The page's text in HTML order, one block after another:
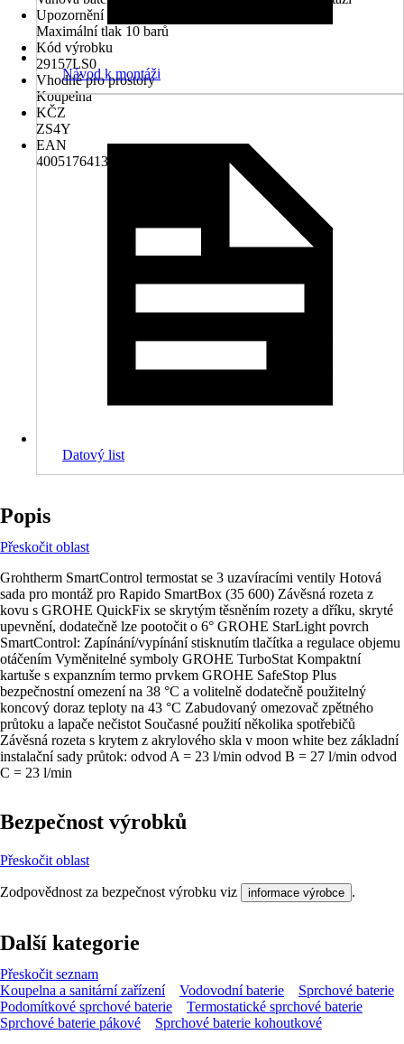
Upozornění
Maximální tlak 10 barů
Kód výrobku
29157LS0
Vhodné pro prostory
Koupelna
KČZ
ZS4Y
EAN
4005176413605
Návod k montáži
Datový list
Popis
Přeskočit oblast
Grohtherm SmartControl termostat se 3 uzavíracími ventily Hotová
sada pro montáž pro Rapido SmartBox (35 600) Závěsná rozeta z
kovu s GROHE QuickFix se skrytým těsněním rozety a dříku, skryté
upevnění, dodatečně lze pootočit o 6° GROHE StarLight povrch
SmartControl: Zapínání/vypínání stisknutím tlačítka a regulace objemu
otáčením Vyměnitelné symboly GROHE TurboStat Kompaktní
kartuše s expanzním termo prvkem GROHE SafeStop Plus
bezpečnostní omezení na 38 °C a volitelně dodatečně použitelný
koncový doraz teploty na 43 °C Zabudovaný omezovač zpětného
průtoku a lapače nečistot Současné použití několika spotřebičů
Závěsná rozeta s krytem z akrylového skla v moon white bez základní
instalační sady průtok: odvod A = 23 l/min odvod B = 27 l/min odvod
C = 23 l/min
Bezpečnost výrobků
Přeskočit oblast
Zodpovědnost za bezpečnost výrobku viz informace výrobce .
Další kategorie
Přeskočit seznam
Koupelna a sanitární zařízení
Vodovodní baterie
Sprchové baterie
Podomítkové sprchové baterie
Termostatické sprchové baterie
Sprchové baterie pákové
Sprchové baterie kohoutkové